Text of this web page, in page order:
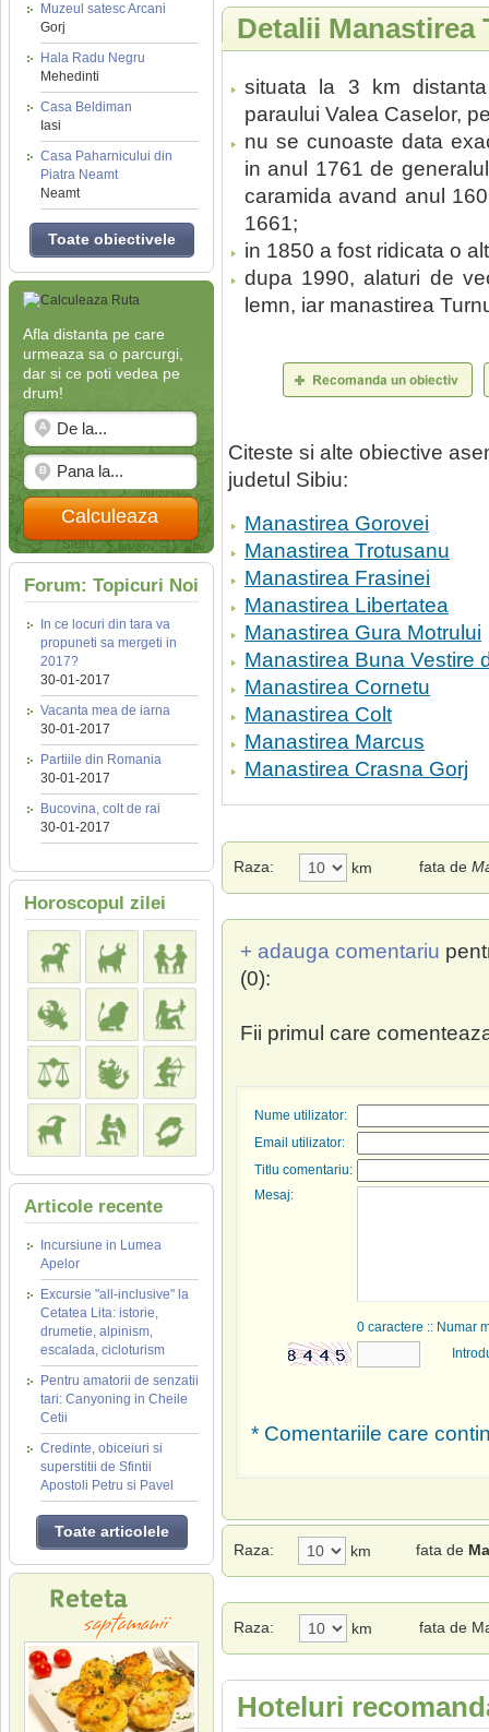
Muzeul satesc Arcani
Gorj
Hala Radu Negru
Mehedinti
Casa Beldiman
Iasi
Casa Paharnicului din
Piatra Neamt
Neamt
Toate obiectivele
Afla distanta pe care
urmeaza sa o parcurgi,
dar si ce poti vedea pe
drum!
Calculeaza
Forum: Topicuri Noi
In ce locuri din tara va
propuneti sa mergeti in
2017?
30-01-2017
Vacanta mea de iarna
30-01-2017
Partiile din Romania
30-01-2017
Bucovina, colt de rai
30-01-2017
Horoscopul zilei
Articole recente
Incursiune in Lumea
Apelor
Excursie "all-inclusive" la
Cetatea Lita: istorie,
drumetie, alpinism,
escalada, cicloturism
Pentru amatorii de senzatii
tari: Canyoning in Cheile
Cetii
Credinte, obiceiuri si
superstitii de Sfintii
Apostoli Petru si Pavel
Toate articolele
Detalii Manastirea
situata la 3 km
paraului Valea Caselor,
nu se cunoaste data
in anul 1761 de
caramida avand anul
1661;
in 1850 a fost ridicata o
dupa 1990, alaturi de
lemn, iar manastirea
Citeste si alte obiective
judetul Sibiu:
Manastirea Gorovei
Manastirea Trotusanu
Manastirea Frasinei
Manastirea Libertatea
Manastirea Gura Motrului
Manastirea Buna Vestire
Manastirea Cornetu
Manastirea Colt
Manastirea Marcus
Manastirea Crasna Gorj
Raza: km fata de
+ adauga comentariu
(0):
Fii primul care
Nume utilizator:
Email utilizator:
Titlu comentariu:
Mesaj:
0 caractere :: Numar
* Comentariile care
Raza: km fata de
Raza: km fata de
Hoteluri